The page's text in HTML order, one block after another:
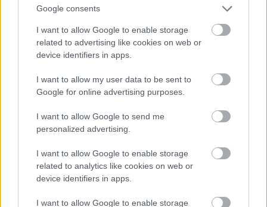
Google consents
I want to allow Google to enable storage
related to advertising like cookies on web or
device identifiers in apps.
I want to allow my user data to be sent to
Google for online advertising purposes.
I want to allow Google to send me
personalized advertising.
I want to allow Google to enable storage
related to analytics like cookies on web or
device identifiers in apps.
I want to allow Google to enable storage
FORMA-1
Toto Wolff keményen beszólt a
panaszodó Ferrarinak
FORMA-1
Sainz visszatérne a Red Bullhoz,